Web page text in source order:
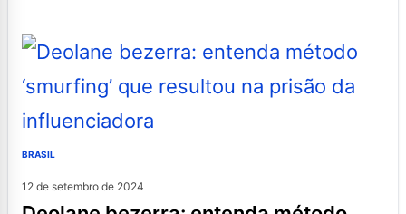
BRASIL
12 de setembro de 2024